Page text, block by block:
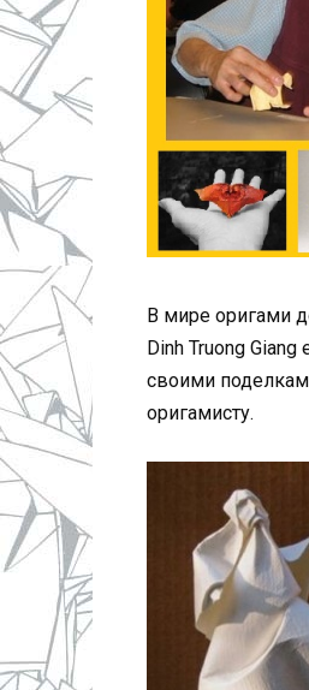
В мире оригами
Dinh Truong
своими
оригамисту.